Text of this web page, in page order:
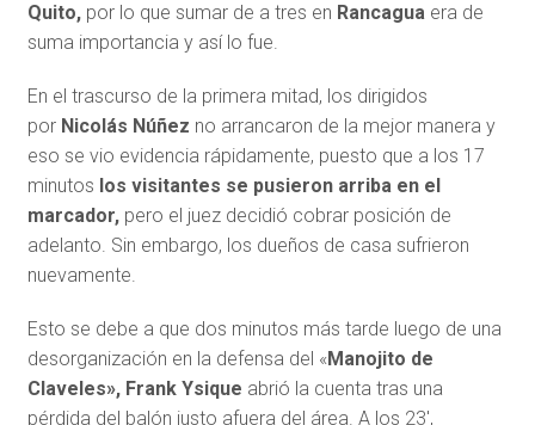
Quito,por lo que sumar de a tres en Rancagua era de
suma importancia y así lo fue.
En el trascurso de la primera mitad, los dirigidos
por Nicolás Núñez no arrancaron de la mejor manera y
eso se vio evidencia rápidamente, puesto que a los 17
minutos los visitantes se pusieron arriba en el
marcador,pero el juez decidió cobrar posición de
adelanto. Sin embargo, los dueños de casa sufrieron
nuevamente.
Esto se debe a que dos minutos más tarde luego de una
desorganización en la defensa del «Manojito de
Claveles», Frank Ysique abrió la cuenta tras una
pérdida del balón justo afuera del área. A los 23′,